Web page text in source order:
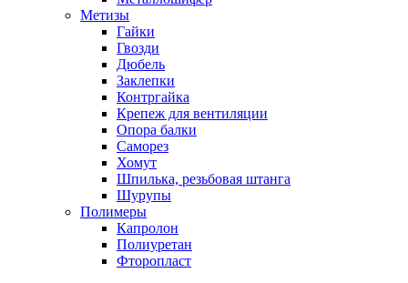
Метизы
Гайки
Гвозди
Дюбель
Заклепки
Контргайка
Крепеж для вентиляции
Опора балки
Саморез
Хомут
Шпилька, резьбовая штанга
Шурупы
Полимеры
Капролон
Полиуретан
Фторопласт